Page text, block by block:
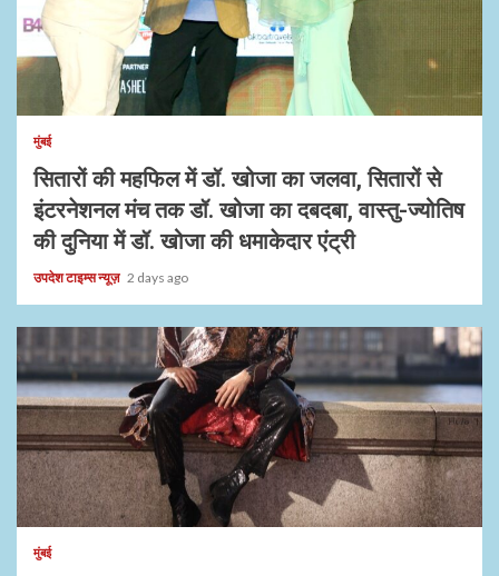
1 min read
मुंबई
सितारों की महफिल में डॉ. खोजा का जलवा, सितारों से
इंटरनेशनल मंच तक डॉ. खोजा का दबदबा, वास्तु-ज्योतिष
की दुनिया में डॉ. खोजा की धमाकेदार एंट्री
उपदेश टाइम्स न्यूज़ 2 days ago
1 min read
मुंबई